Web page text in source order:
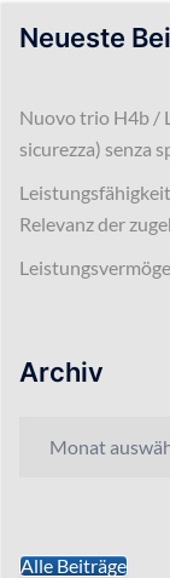
Neueste
Nuovo trio H4b /
sicurezza) senza
Relevanz der
Archiv
Alle Beiträge